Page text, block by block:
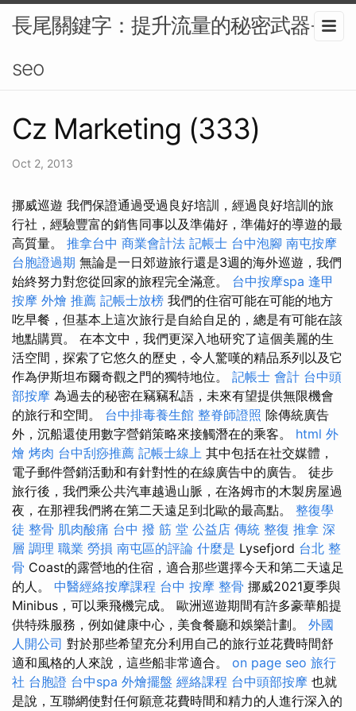
長尾關鍵字：提升流量的秘密武器-
seo
Cz Marketing (333)
Oct 2, 2013
挪威巡遊 我們保證通過受過良好培訓，經過良好培訓的旅
行社，經驗豐富的銷售同事以及準備好，準備好的導遊的最
高質量。 推拿台中 商業會計法 記帳士 台中泡腳 南屯按摩
台胞證過期 無論是一日郊遊旅行還是3週的海外巡遊，我們
始終努力對您從回家的旅程完全滿意。 台中按摩spa 逢甲
按摩 外燴 推薦 記帳士放榜 我們的住宿可能在可能的地方
吃早餐，但基本上這次旅行是自給自足的，總是有可能在該
地點購買。 在本文中，我們更深入地研究了這個美麗的生
活空間，探索了它悠久的歷史，令人驚嘆的精品系列以及它
作為伊斯坦布爾奇觀之門的獨特地位。 記帳士 會計 台中頭
部按摩 為過去的秘密在竊竊私語，未來有望提供無限機會
的旅行和空間。 台中排毒養生館 整脊師證照 除傳統廣告
外，沉船還使用數字營銷策略來接觸潛在的乘客。 html 外
燴 烤肉 台中刮痧推薦 記帳士線上 其中包括在社交媒體，
電子郵件營銷活動和有針對性的在線廣告中的廣告。 徒步
旅行後，我們乘公共汽車越過山脈，在洛姆市的木製房屋過
夜，在那裡我們將在第二天遠足到北歐的最高點。 整復學
徒 整骨 肌肉酸痛 台中 撥 筋 堂 公益店 傳統 整復 推拿 深
層 調理 職業 勞損 南屯區的評論 什麼是 Lysefjord 台北 整
骨 Coast的露營地的住宿，適合那些選擇今天和第二天遠足
的人。 中醫經絡按摩課程 台中 按摩 整骨 挪威2021夏季與
Minibus，可以乘飛機完成。 歐洲巡遊期間有許多豪華船提
供特殊服務，例如健康中心，美食餐廳和娛樂計劃。 外國
人開公司 對於那些希望充分利用自己的旅行並花費時間舒
適和風格的人來說，這些船非常適合。 on page seo 旅行
社 台胞證 台中spa 外燴擺盤 經絡課程 台中頭部按摩 也就
是說，互聯網使對任何願意花費時間和精力的人進行深入的